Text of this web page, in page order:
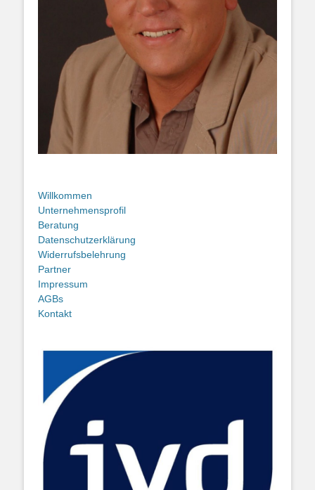
Willkommen
Unternehmensprofil
Beratung
Datenschutzerklärung
Widerrufsbelehrung
Partner
Impressum
AGBs
Kontakt